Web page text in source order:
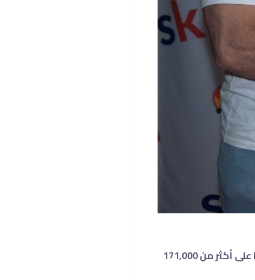
حقق مجتمع “خلك فاهم” إنجازًا سعوديًا عالميًا بتصدره المركز الأول في فئة “التطوير الذاتي” على منصة سكول الدولية، متفوقًا على أكثر من 171,000